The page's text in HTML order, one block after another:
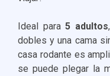
Ideal para5 adultos
dobles y una cama
casa rodante es
se puede plegar la